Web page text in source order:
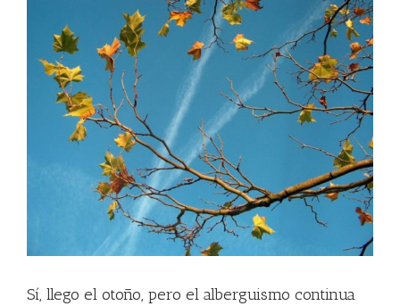
Larger
Image
Sí, llego el otoño, pero el alberguismo continua